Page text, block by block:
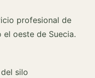
profesional de
oeste de Suecia.
silo